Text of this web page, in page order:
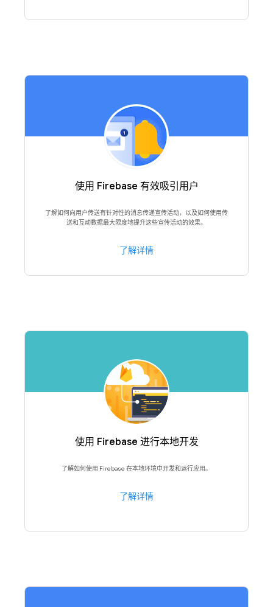
使用 Firebase 有效吸引用户
了解如何向用户传送有针对性的消息传递宣传活动，以及如何使用传
送和互动数据最大限度地提升这些宣传活动的效果。
了解详情
使用 Firebase 进行本地开发
了解如何使用 Firebase 在本地环境中开发和运行应用。
了解详情